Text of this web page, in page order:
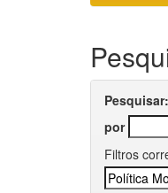
Pesquisar:
por
Filtros